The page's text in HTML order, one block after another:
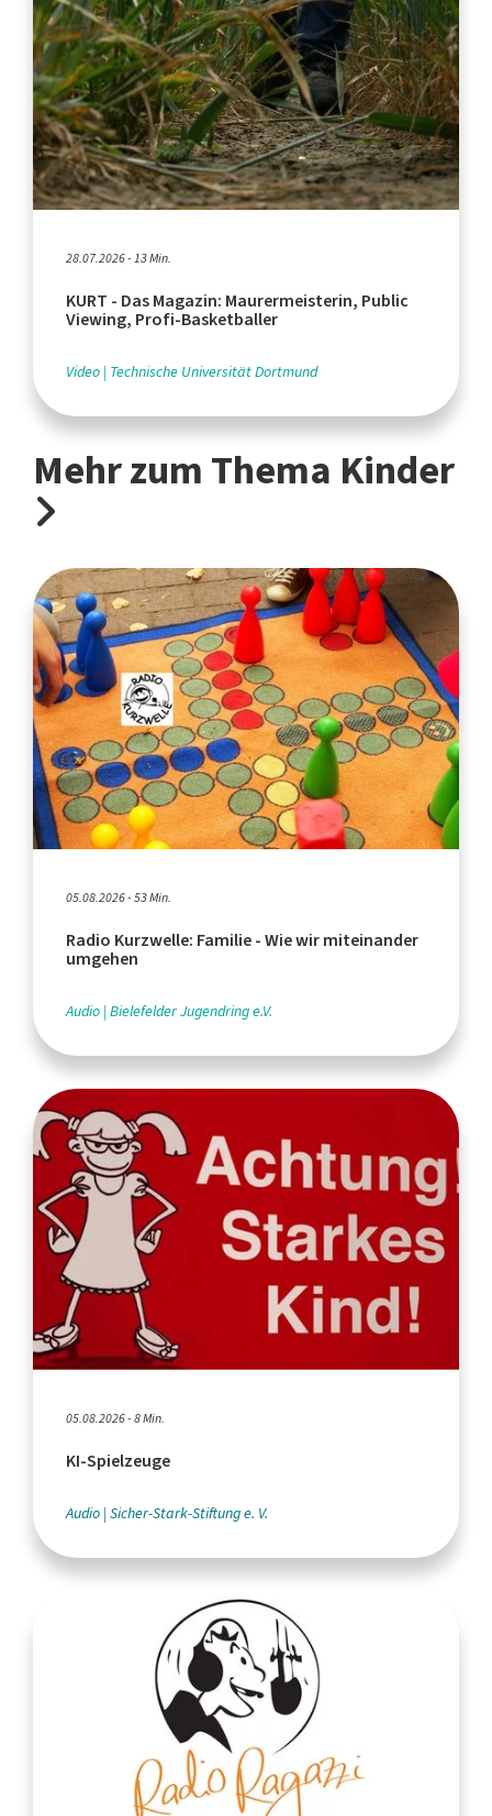
28.07.2026 - 13 Min.
KURT - Das Magazin: Maurermeisterin, Public
Viewing, Profi-Basketballer
Video Technische Universität Dortmund
Mehr zum Thema Kinder
05.08.2026 - 53 Min.
Radio Kurzwelle: Familie - Wie wir miteinander
umgehen
Audio Bielefelder Jugendring e.V.
05.08.2026 - 8 Min.
KI-Spielzeuge
Audio Sicher-Stark-Stiftung e. V.